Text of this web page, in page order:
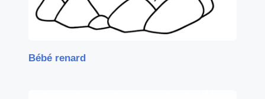
Bébé renard